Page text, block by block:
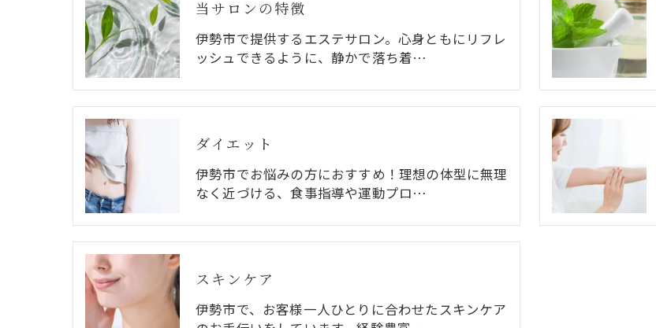
当サロンの特徴
伊勢市で提供するエステサロン。心身ともにリフレ
ッシュできるように、静かで落ち着…
ダイエット
伊勢市でお悩みの方におすすめ！理想の体型に無理
なく近づける、食事指導や運動プロ…
スキンケア
伊勢市で、お客様一人ひとりに合わせたスキンケア